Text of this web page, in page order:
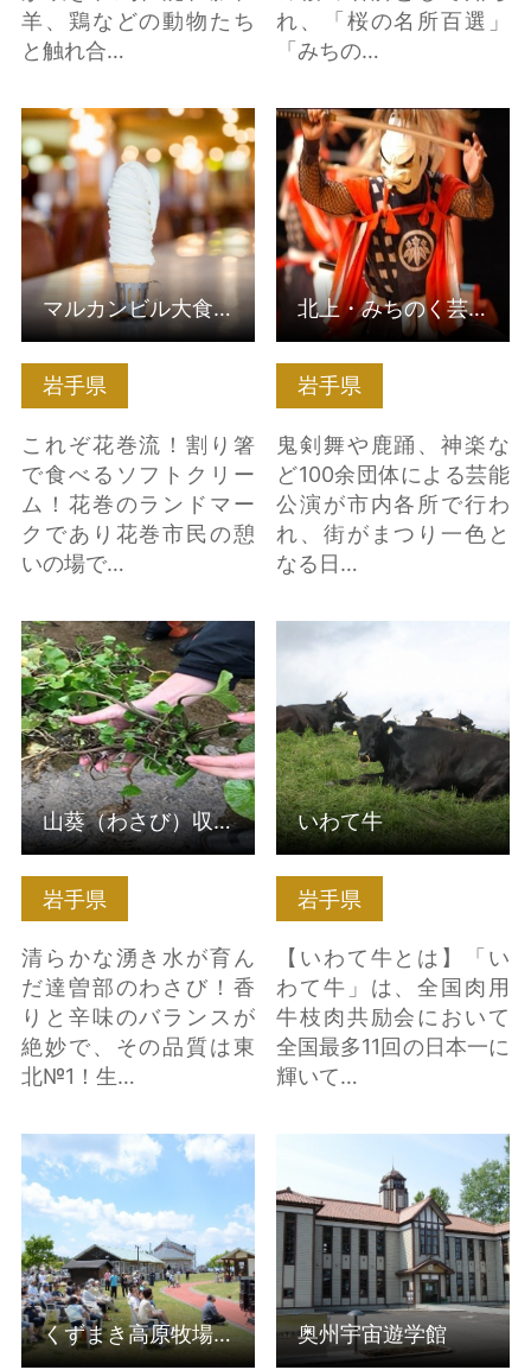
羊、鶏などの動物たち
と触れ合…
れ、「桜の名所百選」
「みちの…
岩手県
これぞ花巻流！割り箸
で食べるソフトクリー
ム！花巻のランドマー
クであり花巻市民の憩
いの場で…
マルカンビル大食堂
名物ソフトクリーム の
詳細はこちら
マルカンビル大食堂 名物ソフトクリーム
岩手県
鬼剣舞や鹿踊、神楽な
ど100余団体による芸能
公演が市内各所で行わ
れ、街がまつり一色と
なる日…
北上・みちのく芸能ま
つり の詳細はこちら
北上・みちのく芸能まつり
岩手県
清らかな湧き水が育ん
だ達曽部のわさび！香
りと辛味のバランスが
絶妙で、その品質は東
北№1！生…
山葵（わさび）収穫体
験 の詳細はこちら
山葵（わさび）収穫体験
岩手県
【いわて牛とは】「い
わて牛」は、全国肉用
牛枝肉共励会において
全国最多11回の日本一に
輝いて…
いわて牛 の詳細はこち
ら
いわて牛
くずまき高原牧場まつ
り の詳細はこちら
くずまき高原牧場まつり
奥州宇宙遊学館 の詳細
奥州宇宙遊学館